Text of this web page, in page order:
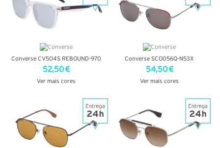
Converse CV504S REBOUND-970
52,50 €
Ver mais cores
Converse SCO056Q-N53X
54,50 €
Ver mais cores